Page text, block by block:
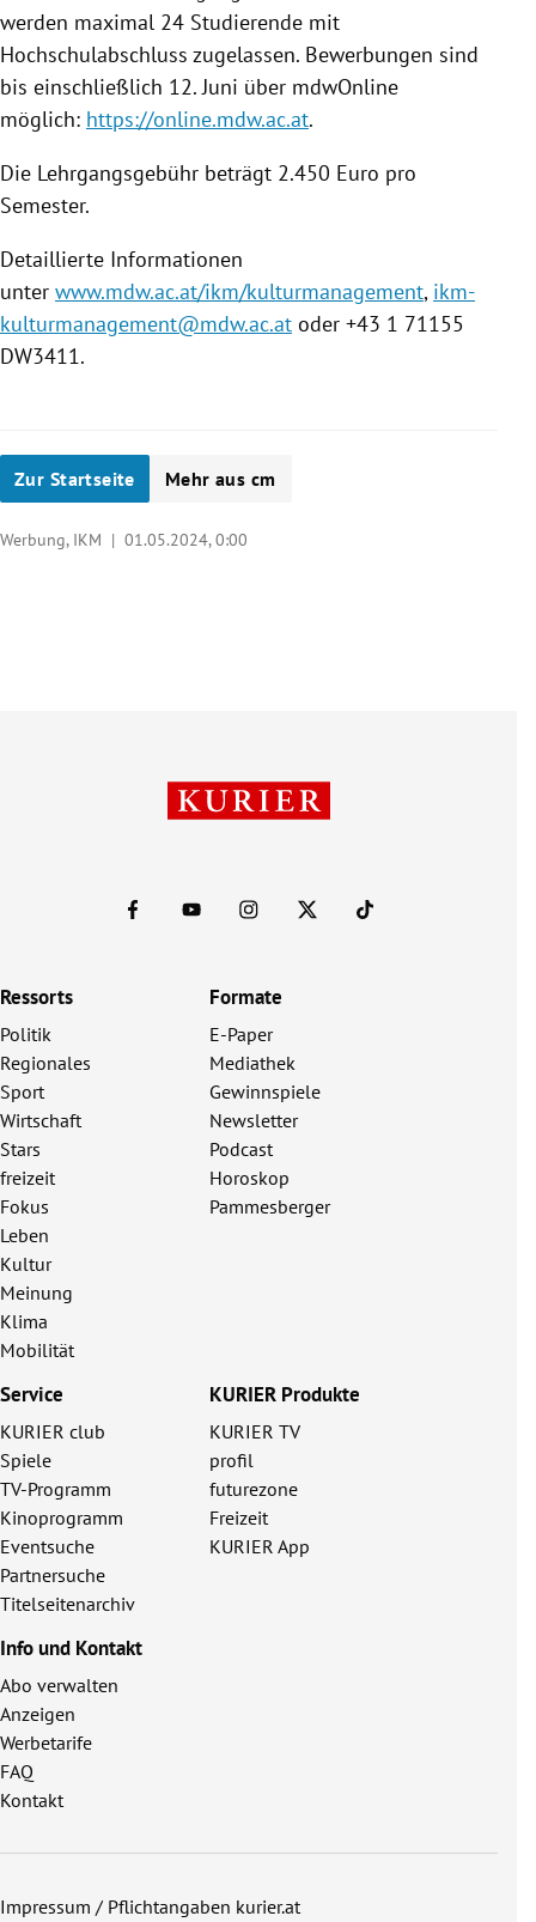
werden maximal 24 Studierende mit
Hochschulabschluss zugelassen. Bewerbungen sind
bis einschließlich 12. Juni über mdwOnline
möglich: https://online.mdw.ac.at.
Die Lehrgangsgebühr beträgt 2.450 Euro pro
Semester.
Detaillierte Informationen
unter www.mdw.ac.at/ikm/kulturmanagement, ikm-
kulturmanagement@mdw.ac.at oder +43 1 71155
DW3411 .
Zur Startseite Mehr aus cm
Werbung, IKM | 01.05.2024, 0:00
Ressorts
Politik
Regionales
Sport
Wirtschaft
Stars
freizeit
Fokus
Leben
Kultur
Meinung
Klima
Mobilität
Formate
E-Paper
Mediathek
Gewinnspiele
Newsletter
Podcast
Horoskop
Pammesberger
Service
KURIER club
Spiele
TV-Programm
Kinoprogramm
Eventsuche
Partnersuche
Titelseitenarchiv
KURIER Produkte
KURIER TV
profil
futurezone
Freizeit
KURIER App
Info und Kontakt
Abo verwalten
Anzeigen
Werbetarife
FAQ
Kontakt
Impressum / Pflichtangaben kurier.at